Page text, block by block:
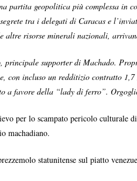
partita geopolitica più complessa in
tra i delegati di Caracas e
altre risorse minerali nazionali,
principale supporter di Machado.
con incluso un redditizio contratto
a favore della “lady di ferro”.
per lo scampato pericolo culturale di
machadiano.
statunitense sul piatto